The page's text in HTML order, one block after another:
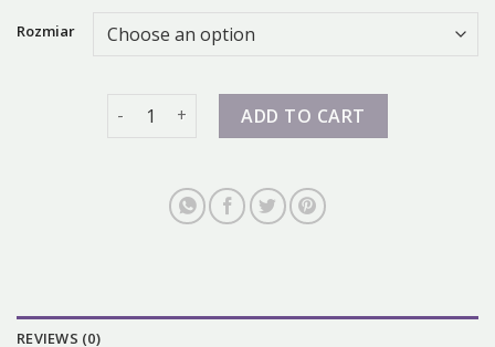
Rozmiar
nike zoom 2k quantityADD TO CART
REVIEWS (0)